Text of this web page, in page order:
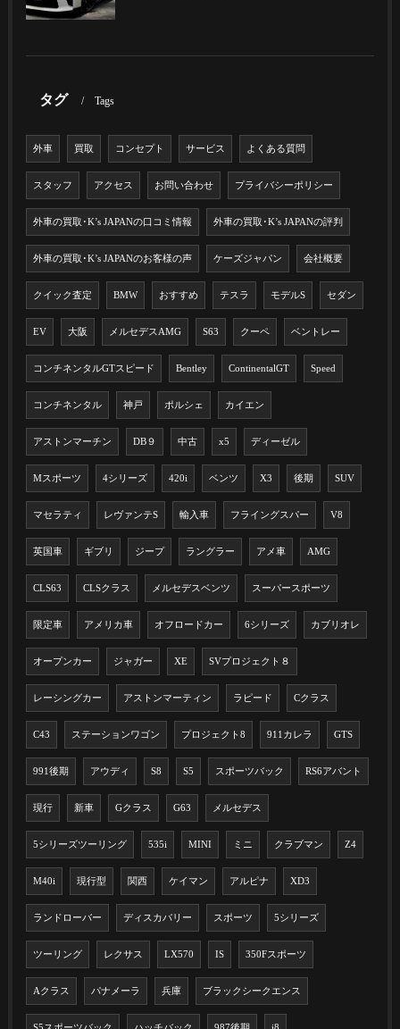
タグ Tags
外車 買取 コンセプト サービス よくある質問
スタッフ アクセス お問い合わせ プライバシーポリシー
外車の買取･K’s JAPANの口コミ情報 外車の買取･K’s JAPANの評判
外車の買取･K’s JAPANのお客様の声 ケーズジャパン 会社概要
クイック査定 BMW おすすめ テスラ モデルS セダン
EV 大阪 メルセデスAMG S63 クーペ ベントレー
コンチネンタルGTスピード Bentley ContinentalGT Speed
コンチネンタル 神戸 ポルシェ カイエン
アストンマーチン DB９ 中古 x5 ディーゼル
Mスポーツ 4シリーズ 420i ベンツ X3 後期 SUV
マセラティ レヴァンテS 輸入車 フライングスパー V8
英国車 ギブリ ジープ ラングラー アメ車 AMG
CLS63 CLSクラス メルセデスベンツ スーパースポーツ
限定車 アメリカ車 オフロードカー 6シリーズ カブリオレ
オープンカー ジャガー XE SVプロジェクト８
レーシングカー アストンマーティン ラピード Cクラス
C43 ステーションワゴン プロジェクト8 911カレラ GTS
991後期 アウディ S8 S5 スポーツバック RS6アバント
現行 新車 Gクラス G63 メルセデス
5シリーズツーリング 535i MINI ミニ クラブマン Z4
M40i 現行型 関西 ケイマン アルピナ XD3
ランドローバー ディスカバリー スポーツ 5シリーズ
ツーリング レクサス LX570 IS 350Fスポーツ
Aクラス パナメーラ 兵庫 ブラックシークエンス